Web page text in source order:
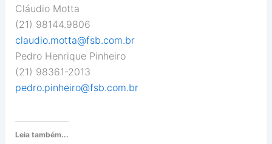
Cláudio Motta
(21) 98144.9806
claudio.motta@fsb.com.br
Pedro Henrique Pinheiro
(21) 98361-2013
pedro.pinheiro@fsb.com.br
Leia também...